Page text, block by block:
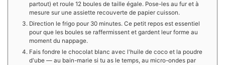
partout) et roule 12 boules de taille égale. Pose-les au fur et à
mesure sur une assiette recouverte de papier cuisson.
Direction le frigo pour 30 minutes. Ce petit repos est essentiel
pour que les boules se raffermissent et gardent leur forme au
moment du nappage.
Fais fondre le chocolat blanc avec l'huile de coco et la poudre
d'ube — au bain-marie si tu as le temps, au micro-ondes par